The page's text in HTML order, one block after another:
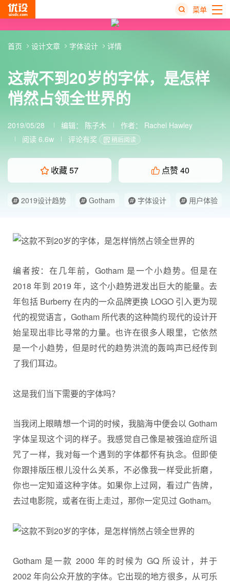
菜单
这款不到20岁的字体，是怎样
悄然占领全世界的
2019/05/28 编辑： 陈子木 作者： Rachel Hawley
阅读 6.6w
评论有奖 稍后阅读
收藏57 点赞40
2019设计趋势 Gotham 字体设计
用户体验
首页 设计文章 字体设计 详情
编者按：在几年前，Gotham 是一个小趋势。但是在
2018 年到 2019 年，这个小趋势迸发出巨大的能量。去
年包括 Burberry 在内的一众品牌更换 LOGO 引入更为现
代的视觉语言， Gotham所代表的这种简约现代的设计开
始呈现出非比寻常的力量。也许在很多人眼里，它依然
是一个小趋势，但是时代的趋势洪流的轰鸣声已经传到
了我们耳边。
这是我们当下需要的字体吗？
当我闭上眼睛想一个词的时候，我脑海中便会以 Gotham
字体呈现这个词的样子。我感觉自己像是被强迫症所诅
咒了一样，我对每一个遇到的字体都怀有执念。但即使
你跟排版压根儿没什么关系，不必像我一样受此折磨，
你也一定知道这种字体。如果你上过网，看过广告牌，
去过电影院，或者在街上走过，那你一定见过 Gotham。
Gotham 是一款 2000 年的时候为 GQ 所设计，并于
2002 年向公众开放的字体。它出现的地方很多，从可乐